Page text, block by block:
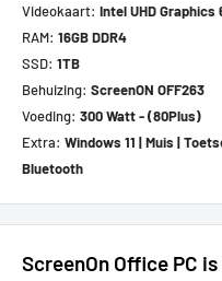
Videokaart: Intel UHD Graphics
RAM: 16GB DDR4
SSD: 1TB
Behuizing: ScreenON OFF263
Voeding: 300 Watt - (80Plus)
Extra: Windows 11 | Muis |
Bluetooth
ScreenOn Office PC